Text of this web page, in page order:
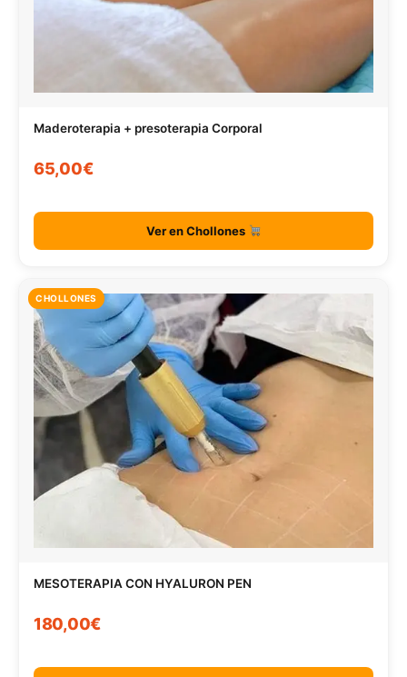
Maderoterapia + presoterapia Corporal
65,00€
Ver en Chollones
CHOLLONES
MESOTERAPIA CON HYALURON PEN
180,00€